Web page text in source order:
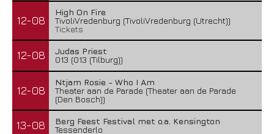
12-08
High On Fire
TivoliVredenburg (TivoliVredenburg (Utrecht))
Tickets
12-08
Judas Priest
013 (013 (Tilburg))
12-08
Ntjam Rosie - Who I Am
Theater aan de Parade (Theater aan de Parade
(Den Bosch))
13-08
Berg Feest Festival met o.a. Kensington
Tessenderlo